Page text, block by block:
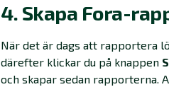
4. Skapa Fora-
När det är dags att rapportera
därefter klickar du på knappen
och skapar sedan rapporterna.